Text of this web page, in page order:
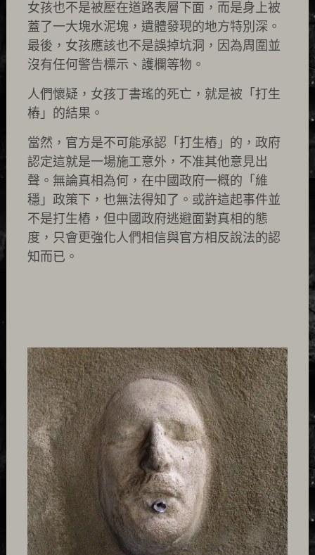
女孩也不是被壓在道路表層下面，而是身上被
蓋了一大塊水泥塊，遺體發現的地方特別深。
最後，女孩應該也不是誤掉坑洞，因為周圍並
沒有任何警告標示、護欄等物。
人們懷疑，女孩丁書瑤的死亡，就是被「打生
樁」的結果。
當然，官方是不可能承認「打生樁」的，政府
認定這就是一場施工意外，不准其他意見出
聲。無論真相為何，在中國政府一概的「維
穩」政策下，也無法得知了。或許這起事件並
不是打生樁，但中國政府逃避面對真相的態
度，只會更強化人們相信與官方相反說法的認
知而已。